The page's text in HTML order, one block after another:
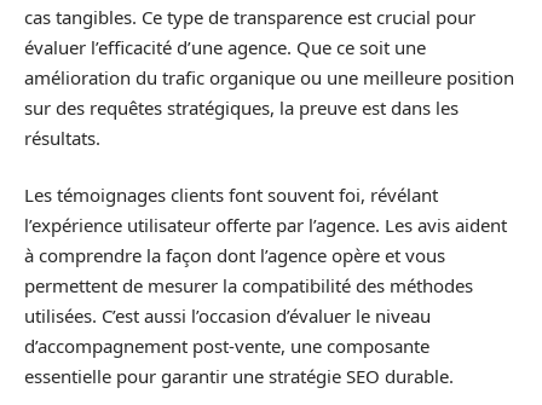
cas tangibles. Ce type de transparence est crucial pour
évaluer l’efficacité d’une agence. Que ce soit une
amélioration du trafic organique ou une meilleure position
sur des requêtes stratégiques, la preuve est dans les
résultats.
Les témoignages clients font souvent foi, révélant
l’expérience utilisateur offerte par l’agence. Les avis aident
à comprendre la façon dont l’agence opère et vous
permettent de mesurer la compatibilité des méthodes
utilisées. C’est aussi l’occasion d’évaluer le niveau
d’accompagnement post-vente, une composante
essentielle pour garantir une stratégie SEO durable.